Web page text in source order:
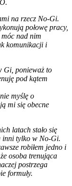
na rzecz No-Gi.
połowę pracy,
nad nim
komunikacji i
Gi, ponieważ to
pod kątem
myślę o
mi się obecne
latach stało się
inni tylko w No-Gi.
robiłem jedno i
osoba trenująca
postrzega
formuły.